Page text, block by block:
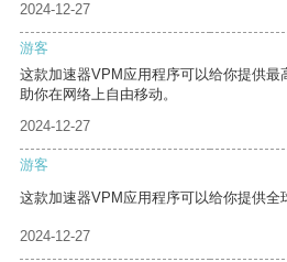
2024-12-27
游客
这款加速器VPM应用程序可以给你提供最
助你在网络上自由移动。
2024-12-27
游客
这款加速器VPM应用程序可以给你提供全
2024-12-27